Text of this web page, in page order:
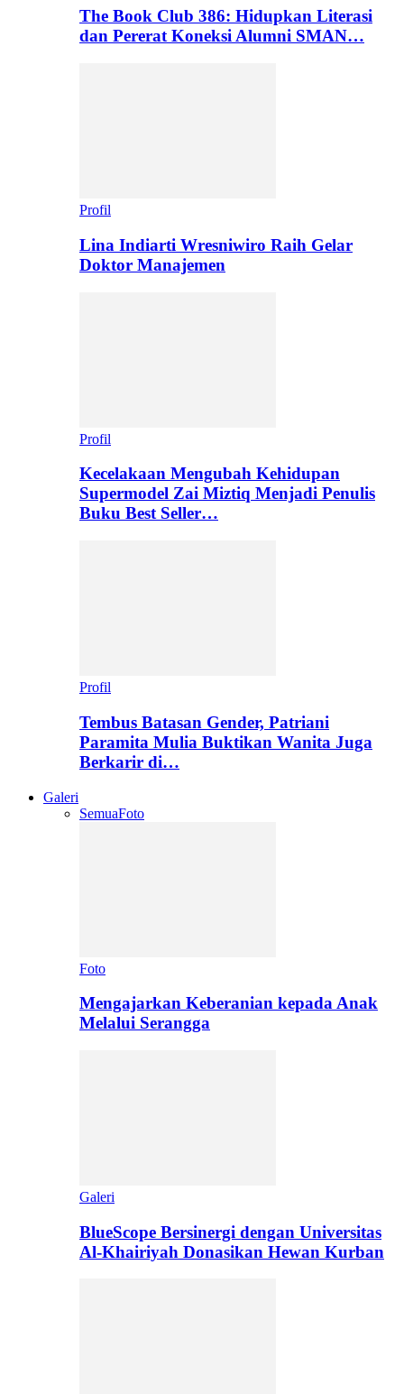
The Book Club 386: Hidupkan Literasi
dan Pererat Koneksi Alumni SMAN…
Profil
Lina Indiarti Wresniwiro Raih Gelar
Doktor Manajemen
Profil
Kecelakaan Mengubah Kehidupan
Supermodel Zai Miztiq Menjadi Penulis
Buku Best Seller…
Profil
Tembus Batasan Gender, Patriani
Paramita Mulia Buktikan Wanita Juga
Berkarir di…
Galeri
SemuaFoto
Foto
Mengajarkan Keberanian kepada Anak
Melalui Serangga
Galeri
BlueScope Bersinergi dengan Universitas
Al-Khairiyah Donasikan Hewan Kurban